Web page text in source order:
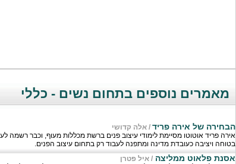
מאמרים נוספים בתחום נשים - כללי
הבחירה של אירה פריד /אלה קדושי
אירה פריד אוטוטו מסיימת לימודי עיצוב פנים ברשת מכללות מעוף, וכבר
בטוחה ויציבה כעובדת מדינה ומתפנה לעבוד רק בתחום עיצוב הפנים.
אסנת פלאוט ממליצה/איל פטרן